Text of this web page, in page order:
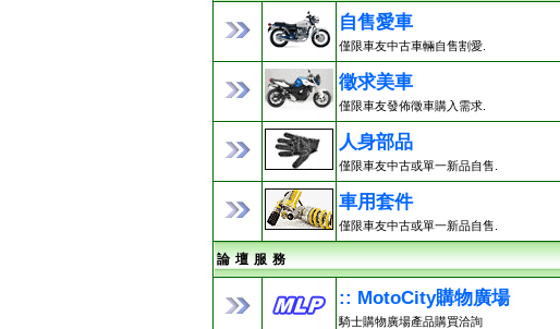
自售愛車
僅限車友中古車輛自售割愛.
徵求美車
僅限車友發佈徵車購入需求.
人身部品
僅限車友中古或單一新品自售.
車用套件
僅限車友中古或單一新品自售.
論 壇 服 務
:: MotoCity購物廣場
騎士購物廣場產品購買洽詢